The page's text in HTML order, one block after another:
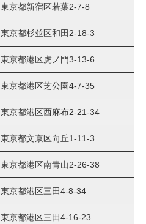
東京都新宿区若葉2-7-8
東京都杉並区和田2-18-3
東京都港区虎ノ門3-13-6
東京都港区芝公園4-7-35
東京都港区西麻布2-21-34
東京都文京区向丘1-11-3
東京都港区南青山2-26-38
東京都港区三田4-8-34
東京都港区三田4-16-23